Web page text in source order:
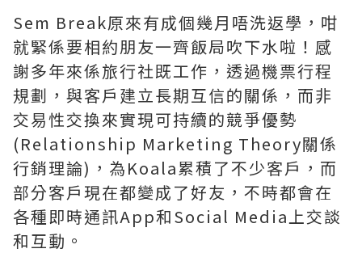
Sem Break原來有成個幾月唔洗返學，咁
就緊係要相約朋友一齊飯局吹下水啦！感
謝多年來係旅行社既工作，透過機票行程
規劃，與客戶建立長期互信的關係，而非
交易性交換來實現可持續的競爭優勢
(Relationship Marketing Theory關係
行銷理論)，為Koala累積了不少客戶，而
部分客戶現在都變成了好友，不時都會在
各種即時通訊App和Social Media上交談
和互動。